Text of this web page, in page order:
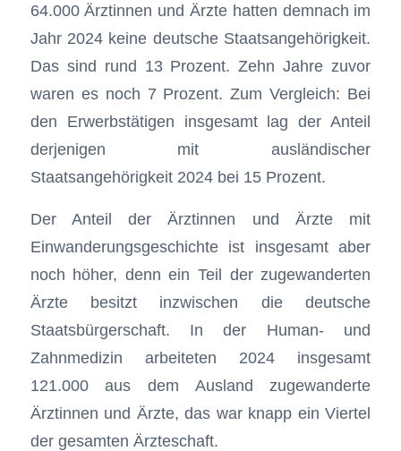
64.000 Ärztinnen und Ärzte hatten demnach im
Jahr 2024 keine deutsche Staatsangehörigkeit.
Das sind rund 13 Prozent. Zehn Jahre zuvor
waren es noch 7 Prozent. Zum Vergleich: Bei
den Erwerbstätigen insgesamt lag der Anteil
derjenigen mit ausländischer
Staatsangehörigkeit 2024 bei 15 Prozent.
Der Anteil der Ärztinnen und Ärzte mit
Einwanderungsgeschichte ist insgesamt aber
noch höher, denn ein Teil der zugewanderten
Ärzte besitzt inzwischen die deutsche
Staatsbürgerschaft. In der Human- und
Zahnmedizin arbeiteten 2024 insgesamt
121.000 aus dem Ausland zugewanderte
Ärztinnen und Ärzte, das war knapp ein Viertel
der gesamten Ärzteschaft.